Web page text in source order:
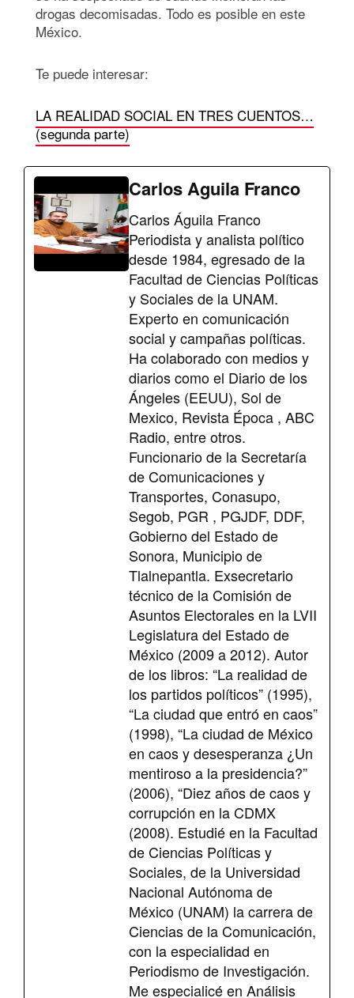
drogas decomisadas. Todo es posible en este
México.
Te puede interesar:
LA REALIDAD SOCIAL EN TRES CUENTOS…
(segunda parte)
Carlos Aguila Franco
Carlos Águila Franco
Periodista y analista político
desde 1984, egresado de la
Facultad de Ciencias Políticas
y Sociales de la UNAM.
Experto en comunicación
social y campañas políticas.
Ha colaborado con medios y
diarios como el Diario de los
Ángeles (EEUU), Sol de
Mexico, Revista Época , ABC
Radio, entre otros.
Funcionario de la Secretaría
de Comunicaciones y
Transportes, Conasupo,
Segob, PGR , PGJDF, DDF,
Gobierno del Estado de
Sonora, Municipio de
Tlalnepantla. Exsecretario
técnico de la Comisión de
Asuntos Electorales en la LVII
Legislatura del Estado de
México (2009 a 2012). Autor
de los libros: “La realidad de
los partidos políticos” (1995),
“La ciudad que entró en caos”
(1998), “La ciudad de México
en caos y desesperanza ¿Un
mentiroso a la presidencia?”
(2006), “Diez años de caos y
corrupción en la CDMX
(2008). Estudié en la Facultad
de Ciencias Políticas y
Sociales, de la Universidad
Nacional Autónoma de
México (UNAM) la carrera de
Ciencias de la Comunicación,
con la especialidad en
Periodismo de Investigación.
Me especialicé en Análisis